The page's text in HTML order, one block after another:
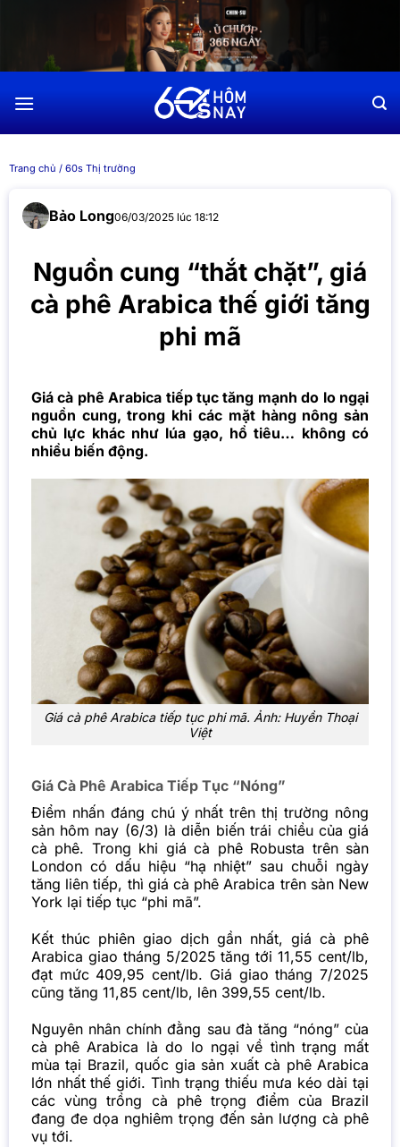
dung
Trang chủ / 60s Thị trường
Bảo Long06/03/2025 lúc 18:12
Nguồn cung “thắt chặt”, giá
cà phê Arabica thế giới tăng
phi mã
Giá cà phê Arabica tiếp tục tăng mạnh do lo ngại
nguồn cung, trong khi các mặt hàng nông sản
chủ lực khác như lúa gạo, hồ tiêu… không có
nhiều biến động.
Giá cà phê Arabica tiếp tục phi mã. Ảnh: Huyền Thoại
Việt
Giá Cà Phê Arabica Tiếp Tục “Nóng”
Điểm nhấn đáng chú ý nhất trên thị trường nông
sản hôm nay (6/3) là diễn biến trái chiều của giá
cà phê. Trong khi giá cà phê Robusta trên sàn
London có dấu hiệu “hạ nhiệt” sau chuỗi ngày
tăng liên tiếp, thì giá cà phê Arabica trên sàn New
York lại tiếp tục “phi mã”.
Kết thúc phiên giao dịch gần nhất, giá cà phê
Arabica giao tháng 5/2025 tăng tới 11,55 cent/lb,
đạt mức 409,95 cent/lb. Giá giao tháng 7/2025
cũng tăng 11,85 cent/lb, lên 399,55 cent/lb.
Nguyên nhân chính đằng sau đà tăng “nóng” của
cà phê Arabica là do lo ngại về tình trạng mất
mùa tại Brazil, quốc gia sản xuất cà phê Arabica
lớn nhất thế giới. Tình trạng thiếu mưa kéo dài tại
các vùng trồng cà phê trọng điểm của Brazil
đang đe dọa nghiêm trọng đến sản lượng cà phê
vụ tới.